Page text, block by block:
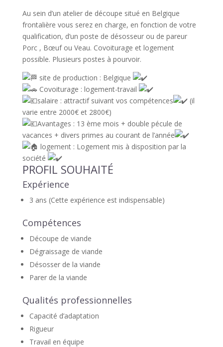
Au sein d’un atelier de découpe situé en Belgique
frontalière vous serez en charge, en fonction de votre
qualification, d’un poste de désosseur ou de pareur
Porc , Bœuf ou Veau. Covoiturage et logement
possible. Plusieurs postes à pourvoir.
site de production : Belgique
Covoiturage : logement-travail
salaire : attractif suivant vos compétences
(il
varie entre 2000€ et 2800€)
Avantages : 13 ème mois + double pécule de
vacances + divers primes au courant de l’année
logement : Logement mis à disposition par la
société
PROFIL SOUHAITÉ
Expérience
3 ans (Cette expérience est indispensable)
Compétences
Découpe de viande
Dégraissage de viande
Désosser de la viande
Parer de la viande
Qualités professionnelles
Capacité d’adaptation
Rigueur
Travail en équipe